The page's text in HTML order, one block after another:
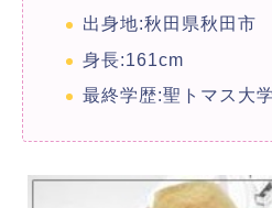
出身地:秋田県秋田市
身長:161cm
最終学歴:聖トマス大学